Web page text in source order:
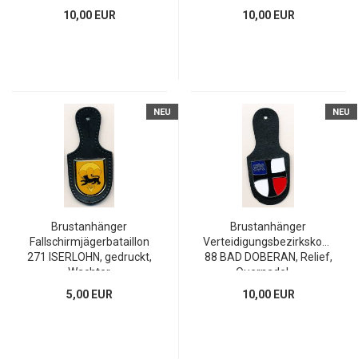
10,00 EUR
10,00 EUR
NEU
Brustanhänger
Fallschirmjägerbataillon
271 ISERLOHN, gedruckt,
Wachter
5,00 EUR
NEU
Brustanhänger
88 BAD DOBERAN, Relief,
Quernadel, ...
10,00 EUR